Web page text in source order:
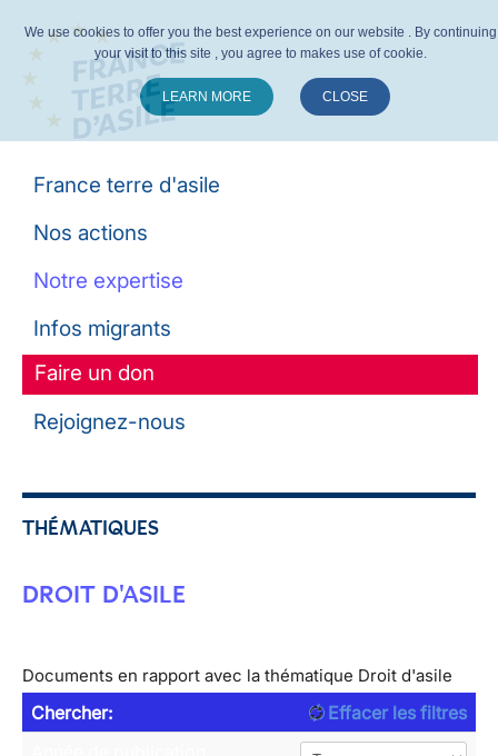
France terre d'asile
Nos actions
Notre expertise
Infos migrants
Faire un don
Rejoignez-nous
THÉMATIQUES
DROIT D'ASILE
Documents en rapport avec la thématique Droit d'asile
Chercher:
Effacer les filtres
We use cookies to offer you the best experience on our website . By continuing
your visit to this site , you agree to makes use of cookie.
LEARN MORE CLOSE